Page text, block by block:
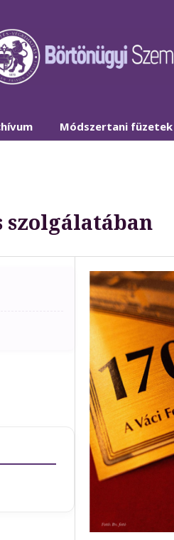
Módszertani füzetek
szolgálatában